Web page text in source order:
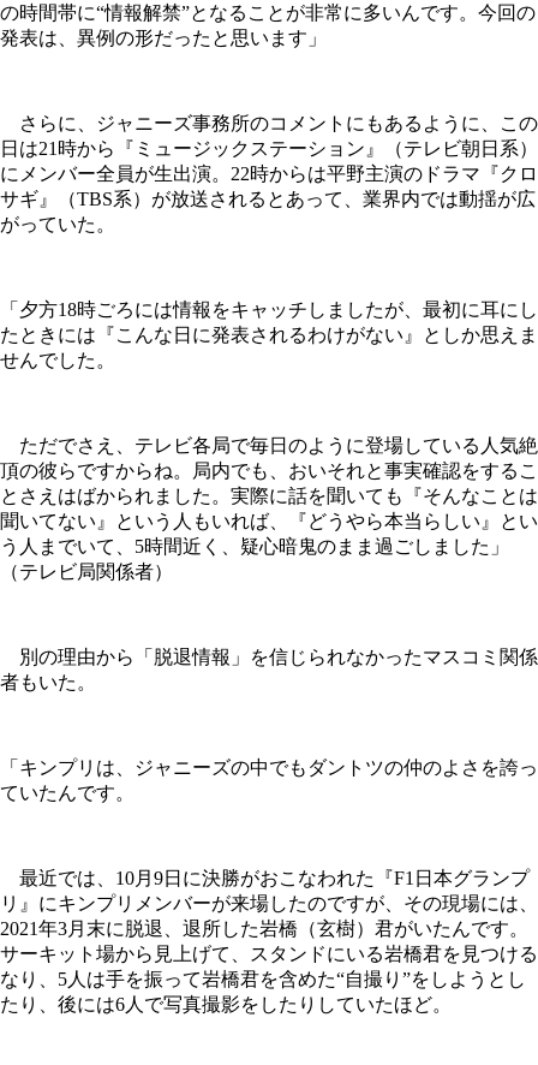
の時間帯に“情報解禁”となることが非常に多いんです。今回の
発表は、異例の形だったと思います」
さらに、ジャニーズ事務所のコメントにもあるように、この
日は21時から『ミュージックステーション』（テレビ朝日系）
にメンバー全員が生出演。22時からは平野主演のドラマ『クロ
サギ』（TBS系）が放送されるとあって、業界内では動揺が広
がっていた。
「夕方18時ごろには情報をキャッチしましたが、最初に耳にし
たときには『こんな日に発表されるわけがない』としか思えま
せんでした。
ただでさえ、テレビ各局で毎日のように登場している人気絶
頂の彼らですからね。局内でも、おいそれと事実確認をするこ
とさえはばかられました。実際に話を聞いても『そんなことは
聞いてない』という人もいれば、『どうやら本当らしい』とい
う人までいて、5時間近く、疑心暗鬼のまま過ごしました」
（テレビ局関係者）
別の理由から「脱退情報」を信じられなかったマスコミ関係
者もいた。
「キンプリは、ジャニーズの中でもダントツの仲のよさを誇っ
ていたんです。
最近では、10月9日に決勝がおこなわれた『F1日本グランプ
リ』にキンプリメンバーが来場したのですが、その現場には、
2021年3月末に脱退、退所した岩橋（玄樹）君がいたんです。
サーキット場から見上げて、スタンドにいる岩橋君を見つける
なり、5人は手を振って岩橋君を含めた“自撮り”をしようとし
たり、後には6人で写真撮影をしたりしていたほど。